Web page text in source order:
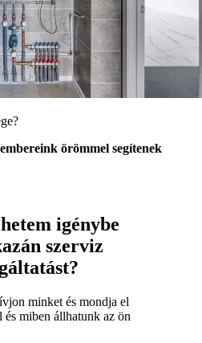
örömmel segítenek
igénybe
szerviz
minket és mondja el
miben állhatunk az ön